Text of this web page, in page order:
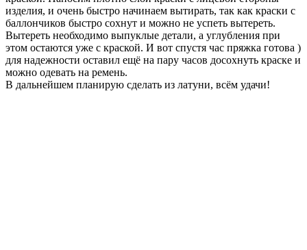
изделия, и очень быстро начинаем вытирать, так как краски с
баллончиков быстро сохнут и можно не успеть вытереть.
Вытереть необходимо выпуклые детали, а углубления при
этом остаются уже с краской. И вот спустя час пряжка готова )
для надежности оставил ещё на пару часов досохнуть краске и
можно одевать на ремень.
В дальнейшем планирую сделать из латуни, всём удачи!